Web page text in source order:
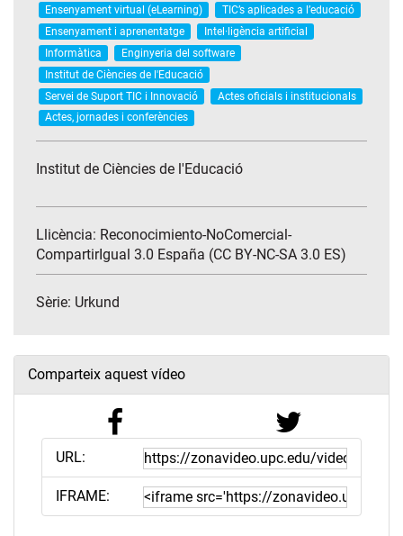
Ensenyament virtual (eLearning)
TIC’s aplicades a l’educació
Ensenyament i aprenentatge
Intel·ligència artificial
Informàtica
Enginyeria del software
Institut de Ciències de l'Educació
Servei de Suport TIC i Innovació
Actes oficials i institucionals
Actes, jornades i conferències
Institut de Ciències de l'Educació
Llicència: Reconocimiento-NoComercial-
CompartirIgual 3.0 España (CC BY-NC-SA 3.0 ES)
Sèrie: Urkund
Comparteix aquest vídeo
URL:
IFRAME: